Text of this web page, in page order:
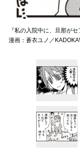
『私の入院中に、旦那が
漫画：蒼衣ユノ／